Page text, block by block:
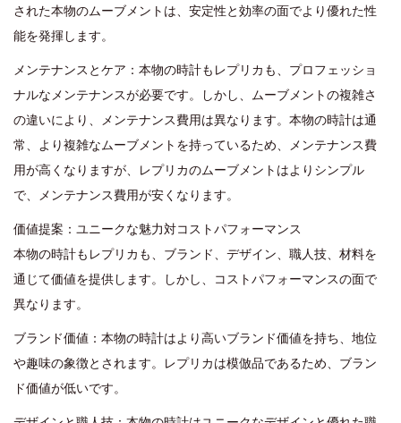
された本物のムーブメントは、安定性と効率の面でより優れた性
能を発揮します。
メンテナンスとケア：本物の時計もレプリカも、プロフェッショ
ナルなメンテナンスが必要です。しかし、ムーブメントの複雑さ
の違いにより、メンテナンス費用は異なります。本物の時計は通
常、より複雑なムーブメントを持っているため、メンテナンス費
用が高くなりますが、レプリカのムーブメントはよりシンプル
で、メンテナンス費用が安くなります。
価値提案：ユニークな魅力対コストパフォーマンス
本物の時計もレプリカも、ブランド、デザイン、職人技、材料を
通じて価値を提供します。しかし、コストパフォーマンスの面で
異なります。
ブランド価値：本物の時計はより高いブランド価値を持ち、地位
や趣味の象徴とされます。レプリカは模倣品であるため、ブラン
ド価値が低いです。